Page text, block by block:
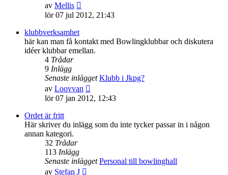
av Mellis
till
inlägget
lör 07 jul 2012, 21:43
klubbverksamhet
här kan man få kontakt med Bowlingklubbar och diskutera
idéer klubbar emellan.
4 Trådar
9 Inlägg
Senaste inlägget Klubb i Jkpg?
av Loovvan
till
inlägget
lör 07 jan 2012, 12:43
Ordet är fritt
Här skriver du inlägg som du inte tycker passar in i någon
annan kategori.
32 Trådar
113 Inlägg
Senaste inlägget Personal till bowlinghall
av Stefan J